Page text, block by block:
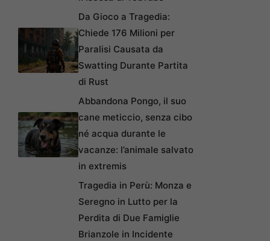
Da Gioco a Tragedia:
Chiede 176 Milioni per
Paralisi Causata da
Swatting Durante Partita
di Rust
Abbandona Pongo, il suo
cane meticcio, senza cibo
né acqua durante le
vacanze: l’animale salvato
in extremis
Tragedia in Perù: Monza e
Seregno in Lutto per la
Perdita di Due Famiglie
Brianzole in Incidente